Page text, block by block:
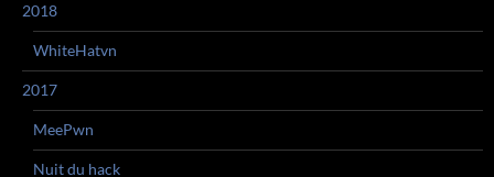
2018
WhiteHatvn
2017
MeePwn
Nuit du hack